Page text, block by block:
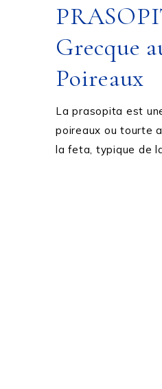
Grecque
Poireaux
La prasopita est
poireaux ou tourte
la feta, typique de